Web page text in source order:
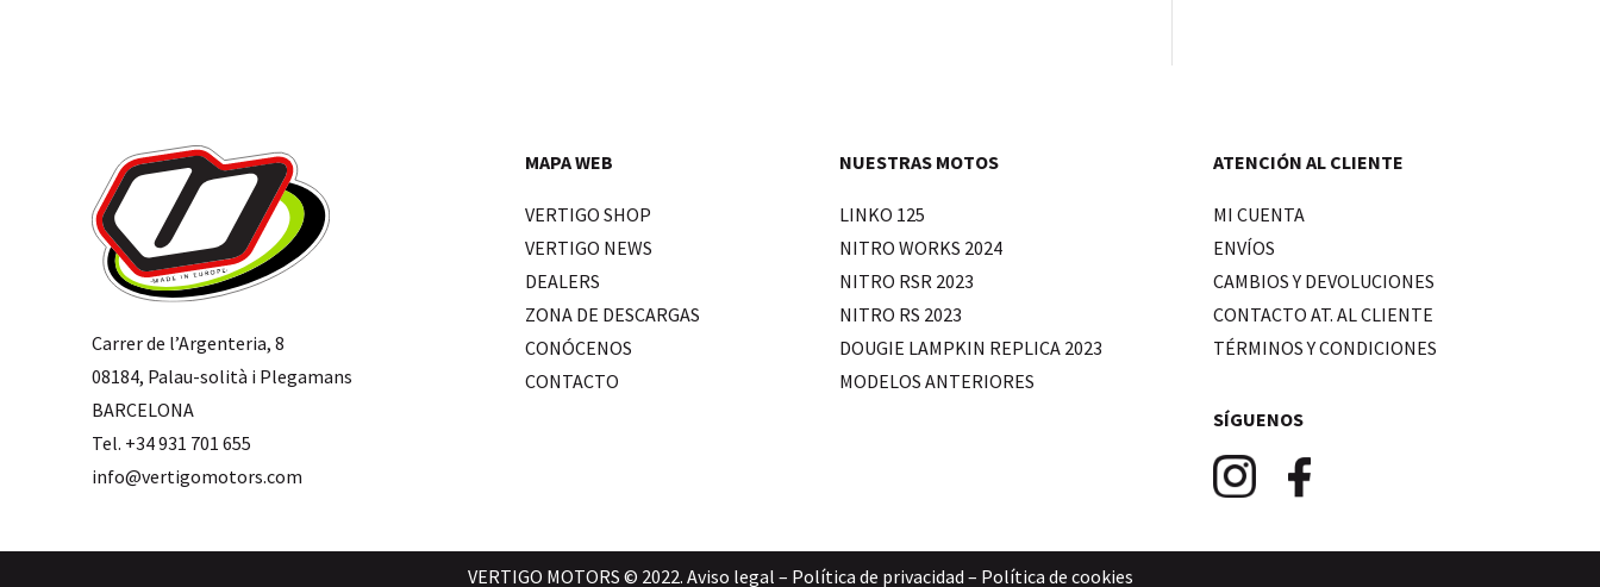
Carrer de l’Argenteria, 8
08184, Palau-solità i Plegamans
BARCELONA
Tel. +34 931 701 655
info@vertigomotors.com
MAPA WEB
VERTIGO SHOP
VERTIGO NEWS
DEALERS
ZONA DE DESCARGAS
CONÓCENOS
CONTACTO
NUESTRAS MOTOS
LINKO 125
NITRO WORKS 2024
NITRO RSR 2023
NITRO RS 2023
DOUGIE LAMPKIN REPLICA 2023
MODELOS ANTERIORES
ATENCIÓN AL CLIENTE
MI CUENTA
ENVÍOS
CAMBIOS Y DEVOLUCIONES
CONTACTO AT. AL CLIENTE
TÉRMINOS Y CONDICIONES
SÍGUENOS
VERTIGO MOTORS © 2022. Aviso legal – Política de privacidad – Política de cookies